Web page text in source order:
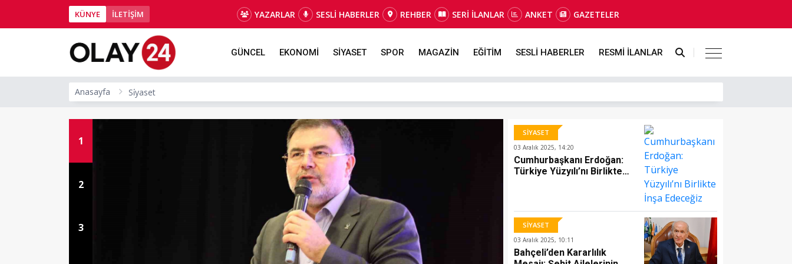
KÜNYE İLETİŞİM YAZARLAR SESLİ HABERLER REHBER SERİ İLANLAR ANKET GAZETELER
GÜNCEL EKONOMİ SİYASET SPOR MAGAZİN EĞİTİM SESLİ HABERLER RESMİ İLANLAR
Anasayfa Si̇yaset
1
2
3
SİYASET
03 Aralık 2025, 14:20
Cumhurbaşkanı Erdoğan:
Türkiye Yüzyılı’nı Birlikte
SİYASET
03 Aralık 2025, 10:11
Bahçeli’den Kararlılık